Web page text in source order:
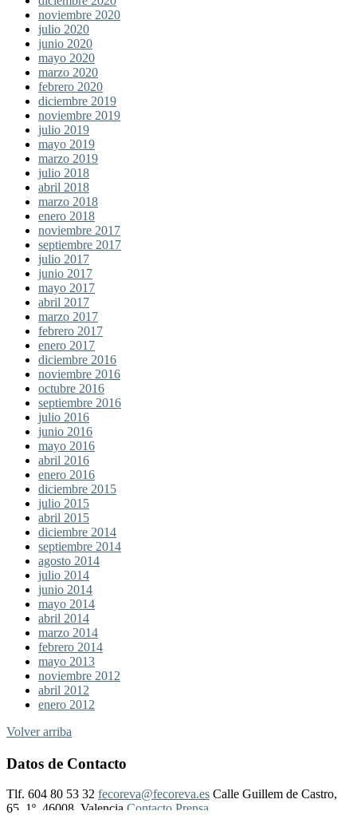
noviembre 2020
julio 2020
junio 2020
mayo 2020
marzo 2020
febrero 2020
diciembre 2019
noviembre 2019
julio 2019
mayo 2019
marzo 2019
julio 2018
abril 2018
marzo 2018
enero 2018
noviembre 2017
septiembre 2017
julio 2017
junio 2017
mayo 2017
abril 2017
marzo 2017
febrero 2017
enero 2017
diciembre 2016
noviembre 2016
octubre 2016
septiembre 2016
julio 2016
junio 2016
mayo 2016
abril 2016
enero 2016
diciembre 2015
julio 2015
abril 2015
diciembre 2014
septiembre 2014
agosto 2014
julio 2014
junio 2014
mayo 2014
abril 2014
marzo 2014
febrero 2014
mayo 2013
noviembre 2012
abril 2012
enero 2012
Volver arriba
Datos de Contacto
Tlf. 604 80 53 32 fecoreva@fecoreva.es Calle Guillem de Castro,
65, 1º, 46008, Valencia Contacto Prensa